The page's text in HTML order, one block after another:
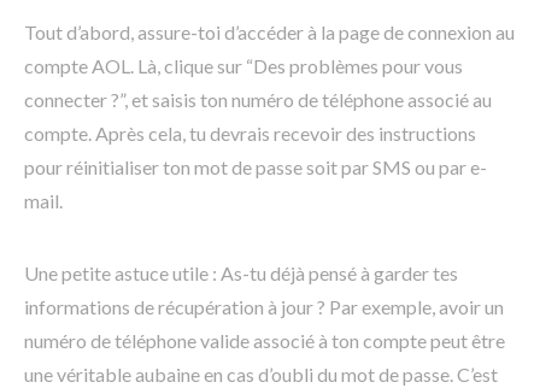
Tout d’abord, assure-toi d’accéder à la page de connexion au
compte AOL. Là, clique sur “Des problèmes pour vous
connecter ?”, et saisis ton numéro de téléphone associé au
compte. Après cela, tu devrais recevoir des instructions
pour réinitialiser ton mot de passe soit par SMS ou par e-
mail.
Une petite astuce utile : As-tu déjà pensé à garder tes
informations de récupération à jour ? Par exemple, avoir un
numéro de téléphone valide associé à ton compte peut être
une véritable aubaine en cas d’oubli du mot de passe. C’est